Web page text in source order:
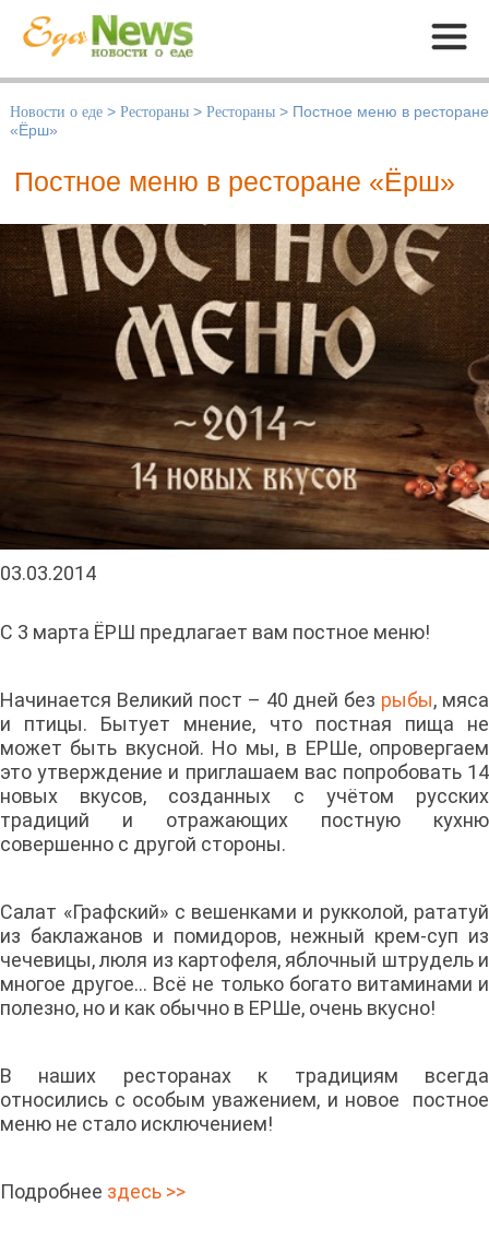
Меню
Новости о еде > Рестораны > Рестораны > Постное меню в ресторане
«Ёрш»
Постное меню в ресторане «Ёрш»
03.03.2014
С 3 марта ЁРШ предлагает вам постное меню!
Начинается Великий пост – 40 дней без рыбы, мяса
и птицы. Бытует мнение, что постная пища не
может быть вкусной. Но мы, в ЕРШе, опровергаем
это утверждение и приглашаем вас попробовать 14
новых вкусов, созданных с учётом русских
традиций и отражающих постную кухню
совершенно с другой стороны.
Салат «Графский» с вешенками и рукколой, рататуй
из баклажанов и помидоров, нежный крем-суп из
чечевицы, люля из картофеля, яблочный штрудель и
многое другое… Всё не только богато витаминами и
полезно, но и как обычно в ЕРШе, очень вкусно!
В наших ресторанах к традициям всегда
относились с особым уважением, и новое постное
меню не стало исключением!
Подробнее здесь >>